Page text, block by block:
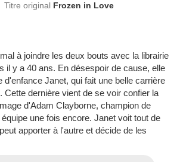
Titre original Frozen in Love
à joindre les deux bouts avec la librairie
il y a 40 ans. En désespoir de cause, elle
Janet, qui fait une belle carrière
Cette dernière vient de se voir confier la
d'Adam Clayborne, champion de
une fois encore. Janet voit tout de
apporter à l'autre et décide de les